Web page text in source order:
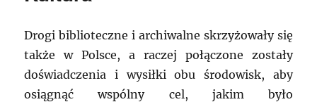
Drogi biblioteczne i archiwalne skrzyżowały się
także w Polsce, a raczej połączone zostały
doświadczenia i wysiłki obu środowisk, aby
osiągnąć wspólny cel, jakim było